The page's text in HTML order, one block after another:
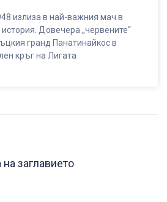
излиза в най-важния мач в
Довечера „червените“
гранд Панатинайкос в
кръг на Лигата
на заглавието